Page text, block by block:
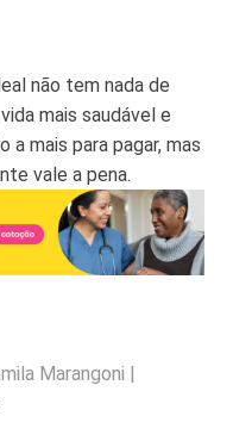
não tem nada de
mais saudável e
a mais para pagar, mas
vale a pena.
Marangoni |